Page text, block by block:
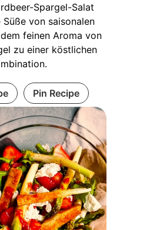
Spargel-Salat
von saisonalen
feinen Aroma von
zu einer köstlichen
Pin Recipe